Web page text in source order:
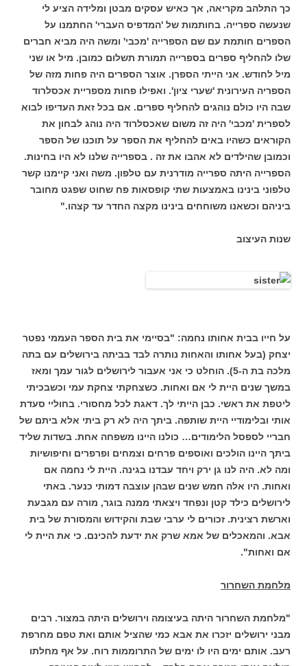
כך התלהב מקריאה, אך כאיש עסקים מבטן ומלידה הציע לי
שנעשה ספרייה. בחותמות של 'המדפיס העברי' החתמנו על
הספרים חותמת עם שם הספרייה 'מכבי' ומשה היה מביא חברים
שלו להחליף ספרים בספרייה תמורת תשלום כמובן. מיל או שני
מיל לחודש. אני הייתי הספרן. אוצר הספרים היה פחות מזה של
הספריה העירונית 'שערי ציון'. ואפילו פחות מספריית אכסלרוד
שבה היו כולם נוהגים להחליף ספרים. אם בכל זאת העדיפו לבוא
לספרית 'מכבי' היה זה משום שאכסלרוד היה נוהג לבחון את
הקוראים כשהיו באים להחליף את הספר על תוכנו של הספר
וכמובן שהילדים לא אהבו את זה . בספרייה שלנו לא היו בחינות.
הספרייה היתה ספרייה מודרנית עם טלפון. משה ואני קיימנו קשר
טלפוני בינינו באמצעות שתי קופסאות פח שחוט שפגט מחובר
ביניהם וכשאנו משוחחים בינינו מקצה החדר עד קצהו."
שנות העיצוב
על חייו בבית אחותו נחמה: "בסיימי את בית הספר העממי נפטר
יצחק (בעל אחותו והאחות נותרה לבד בביתה בירושלים עם בתה
מלכה בת ה-5). הוחלט כי אני אעבור לירושלים לגור עמך ומאז
במשך שנים היית לי אם ואחות. כשצחקתי צחקת עמי וכשבכיתי
ליטפת את ראשי. כבן הייתי לך. דאגת לכל מחסורי. בחוליי סעדת
אותי ובלימודיי היית שותפה. ביתך היה לא רק ביתי אלא ביתם של
חבריי לספסל הלימודים… כולנו היינו משפחה אחת. בשדות שליד
ביתך היינו הולכים ואוספים פרחים וצמחים ופרפרים וחיפושיות
ומה לא. היה לנו גן ירק ויחד עבדנו בגינה. היית לי נחמה אם
ואחות. היו אלה חמש שנים שבהן עוצבה דמותי כנער. באתי
לירושלים כילד קטן ונפחד ויצאתי ממנה בוגר, מורה עם מגבעת
וארשת רצינית. זכורים לי ערבי שבת והקידוש והמסורת של בית
אבא. והמאכלים של אמא שרק את ידעת להכינם. כי את היית לי
אם ואחות".
מלחמת השחרור
"מלחמת השחרור היתה בעיצומה וירושלים היתה במצור. רבים
מבני ירושלים יזכרו את אבא כמי שהציל אותם ואת טפם מחרפת
רעב. אותם ימים היו לו ימים של התרוממות רוח. על אף מחלתו